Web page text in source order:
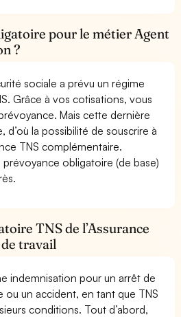
pour le métier Agent
?
sociale a prévu un régime
Grâce à vos cotisations, vous
Mais cette dernière
la possibilité de souscrire à
TNS complémentaire.
obligatoire (de base)
TNS de l’Assurance
travail
indemnisation pour un arrêt de
ou un accident, en tant que TNS
conditions. Tout d’abord,